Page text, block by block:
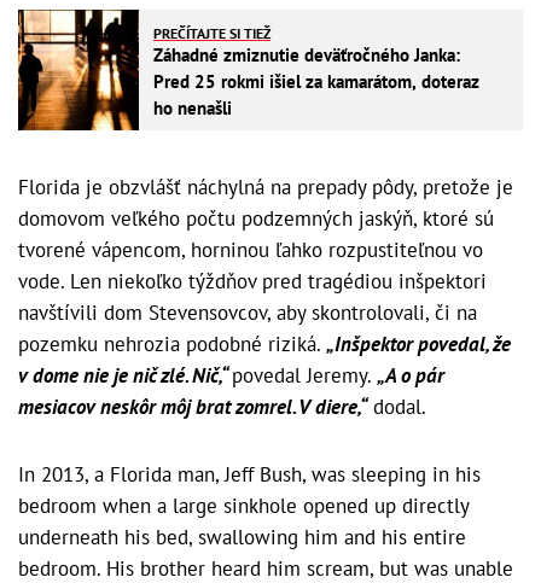
PREČÍTAJTE SI TIEŽ
Záhadné zmiznutie deväťročného Janka:
Pred 25 rokmi išiel za kamarátom, doteraz
ho nenašli
Florida je obzvlášť náchylná na prepady pôdy, pretože je
domovom veľkého počtu podzemných jaskýň, ktoré sú
tvorené vápencom, horninou ľahko rozpustiteľnou vo
vode. Len niekoľko týždňov pred tragédiou inšpektori
navštívili dom Stevensovcov, aby skontrolovali, či na
pozemku nehrozia podobné riziká. „Inšpektor povedal, že
v dome nie je nič zlé. Nič,“povedal Jeremy. „A o pár
mesiacov neskôr môj brat zomrel. V diere,“dodal.
In 2013, a Florida man, Jeff Bush, was sleeping in his
bedroom when a large sinkhole opened up directly
underneath his bed, swallowing him and his entire
bedroom. His brother heard him scream, but was unable